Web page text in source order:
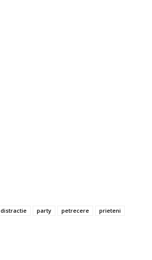
distractie party petrecere
prieteni